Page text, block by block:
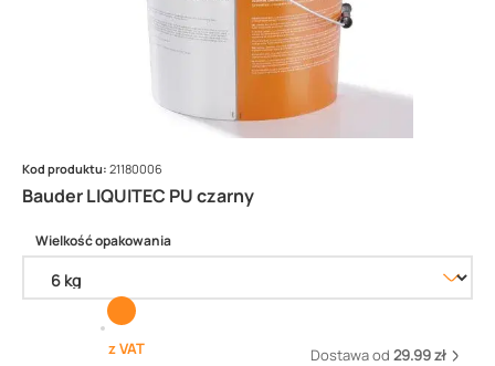
Bauder LIQUITEC PU czarny
Kod produktu: 21180006
Wielkość opakowania
z VAT Dostawa od 29.99 zł